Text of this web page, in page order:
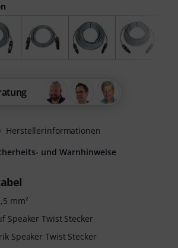
mm²
Speaker Twist Stecker
Speaker Twist Stecker
Herstellerinformationen
und Warnhinweise